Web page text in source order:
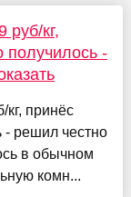
руб/кг,
получилось -
принёс
- решил честно
в обычном
комн...